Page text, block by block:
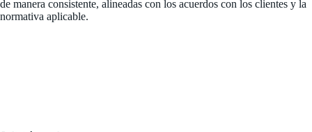
de manera consistente, alineadas con los acuerdos con los clientes y la
normativa aplicable.